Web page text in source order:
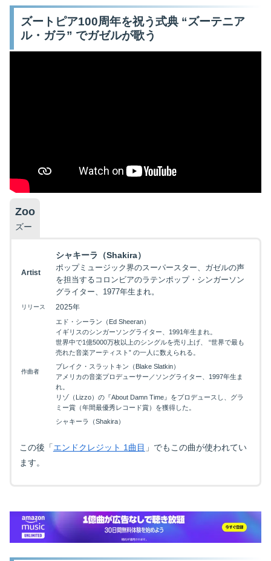
ズートピア100周年を祝う式典 “ズーテニア
ル・ガラ” でガゼルが歌う
Zoo
ズー
Artist
シャキーラ（Shakira）
ポップミュージック界のスーパースター、ガゼルの声
を担当するコロンビアのラテンポップ・シンガーソン
グライター、1977年生まれ。
リリース 2025年
作曲者
エド・シーラン（Ed Sheeran）
イギリスのシンガーソングライター、1991年生まれ。
世界中で1億5000万枚以上のシングルを売り上げ、 “世界で最も
売れた音楽アーティスト” の一人に数えられる。
ブレイク・スラットキン（Blake Slatkin）
アメリカの音楽プロデューサー／ソングライター、1997年生ま
れ。
リゾ（Lizzo）の『About Damn Time』をプロデュースし、グラ
ミー賞（年間最優秀レコード賞）を獲得した。
シャキーラ（Shakira）
この後「エンドクレジット 1曲目 」でもこの曲が使われてい
ます。